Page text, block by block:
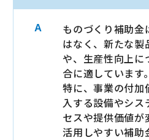
ものづくり補助金
はなく、新たな製
や、生産性向上に
合に適しています。
特に、事業の付加
入する設備やシス
セスや提供価値が
活用しやすい補助